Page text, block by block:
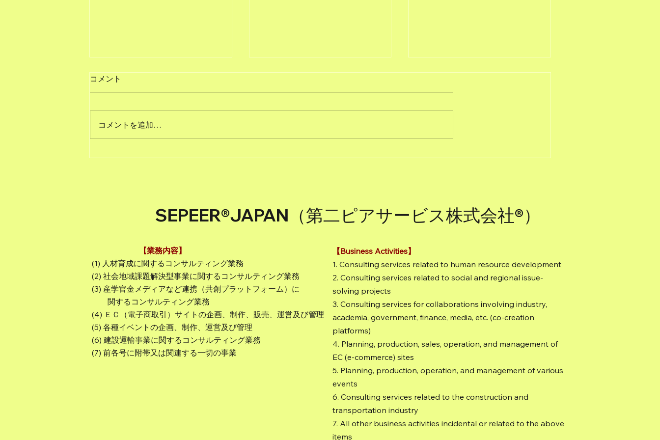
コメント
コメントを追加…
SEPEER®JAPAN（第二ピアサービス株式会社®）
【業務内容】
(1) 人材育成に関するコンサルティング業務
(2) 社会地域課題解決型事業に関するコンサルティング業務
(3) 産学官金メディアなど連携（共創プラットフォーム）に
関するコンサルティング業務
(4) ＥＣ（電子商取引）サイトの企画、制作、販売、運営及び管理
(5) 各種イベントの企画、制作、運営及び管理
(6) 建設運輸事業に関するコンサルティング業務
(7) 前各号に附帯又は関連する一切の事業
【Business Activities】
1. Consulting services related to human resource development
2. Consulting services related to social and regional issue-
solving projects
3. Consulting services for collaborations involving industry,
academia, government, finance, media, etc. (co-creation
platforms)
4. Planning, production, sales, operation, and management of
EC (e-commerce) sites
5. Planning, production, operation, and management of various
events
6. Consulting services related to the construction and
transportation industry
7. All other business activities incidental or related to the above
items